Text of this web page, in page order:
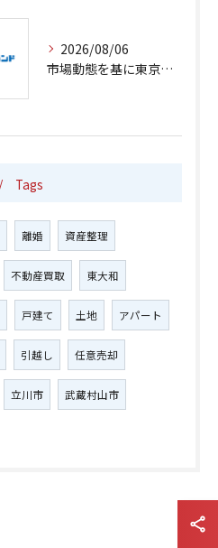
2026/08/06
市場動態を基に東京都立川市で不動産売却を有利に進めるための最新事情と安全エリア選定のポイント
Tags
離婚 資産整理
不動産買取 東大和
戸建て 土地 アパート
引越し 任意売却
立川市 武蔵村山市